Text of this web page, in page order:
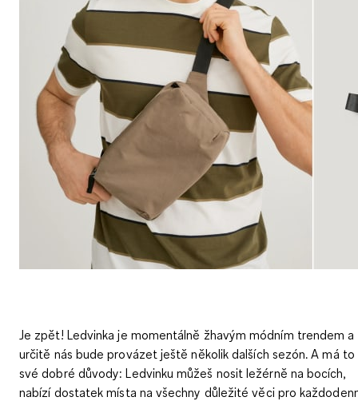
Je zpět! Ledvinka je momentálně žhavým módním trendem a
určitě nás bude provázet ještě několik dalších sezón. A má to
své dobré důvody: Ledvinku můžeš nosit ležérně na bocích,
nabízí dostatek místa na všechny důležité věci pro